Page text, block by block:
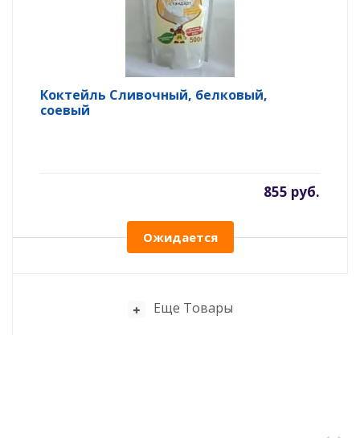
Коктейль Сливочный, белковый,
соевый
855 руб.
Ожидается
Еще Товары